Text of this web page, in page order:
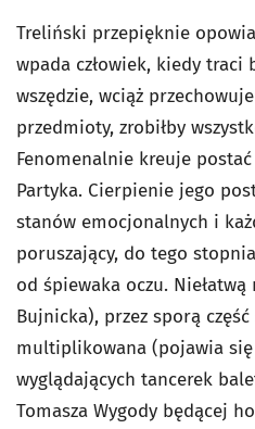
Treliński przepięknie
wpada człowiek, kiedy traci
wszędzie, wciąż
przedmioty, zrobiłby
Fenomenalnie kreuje
Partyka. Cierpienie jego
stanów emocjonalnych i
poruszający, do tego
od śpiewaka oczu.
Bujnicka), przez sporą
multiplikowana (pojawia
wyglądających tancerek
Tomasza Wygody będącej